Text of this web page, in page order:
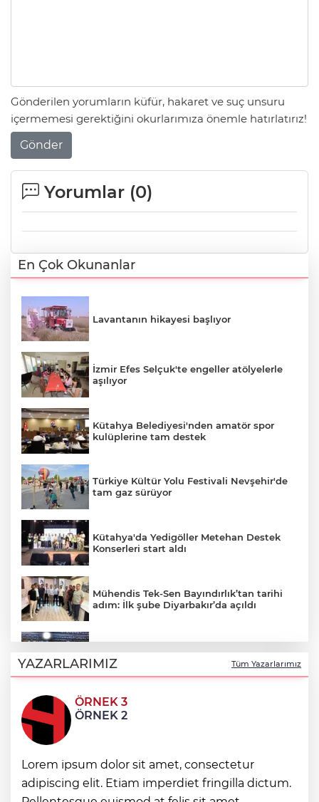
Gönderilen yorumların küfür, hakaret ve suç unsuru
içermemesi gerektiğini okurlarımıza önemle hatırlatırız!
Gönder
Yorumlar (0)
En Çok Okunanlar
Lavantanın hikayesi başlıyor
İzmir Efes Selçuk'te engeller atölyelerle
aşılıyor
Kütahya Belediyesi'nden amatör spor
kulüplerine tam destek
Türkiye Kültür Yolu Festivali Nevşehir'de
tam gaz sürüyor
Kütahya'da Yedigöller Metehan Destek
Konserleri start aldı
Mühendis Tek-Sen Bayındırlık’tan tarihi
adım: İlk şube Diyarbakır’da açıldı
Muğla Milas'ta "Mylasa Band" izdihamı
Uludağ İçecek, 1. FC Nürnberg’in resmi
sponsoru oldu
VakıfBank, Vanja Ivanovic’i transfer etti
YAZARLARIMIZ Tüm Yazarlarımız
ÖRNEK 3
ÖRNEK 2
Lorem ipsum dolor sit amet, consectetur
adipiscing elit. Etiam imperdiet fringilla dictum.